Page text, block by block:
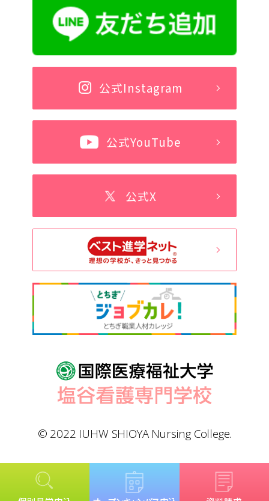
公式Instagram
公式YouTube
公式X
© 2022 IUHW SHIOYA Nursing College.